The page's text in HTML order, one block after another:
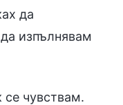
да
изпълнявам
се чувствам.